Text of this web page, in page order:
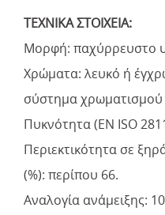
ΤΕΧΝΙΚΑ ΣΤΟΙΧΕΙΑ:
Μορφή: παχύρρευστο
Χρώματα: λευκό ή
σύστημα
Πυκνότητα (EN ISO
Περιεκτικότητα σε
(%): περίπου 66.
Αναλογία ανάμειξης: